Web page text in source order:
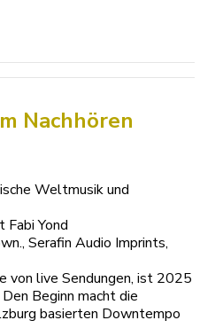
Nachhören
Weltmusik und
Yond
Serafin Audio Imprints,
von live Sendungen, ist 2025
Beginn macht die
basierten Downtempo